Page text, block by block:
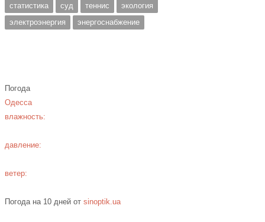
статистика
суд теннис
экология
электроэнергия
энергоснабжение
Погода
Одесса
влажность:
давление:
ветер:
Погода на 10 дней отsinoptik.ua